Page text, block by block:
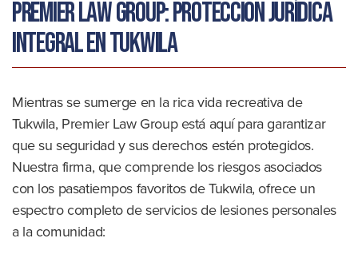
Premier Law Group: Protección jurídica
integral en Tukwila
Mientras se sumerge en la rica vida recreativa de
Tukwila, Premier Law Group está aquí para garantizar
que su seguridad y sus derechos estén protegidos.
Nuestra firma, que comprende los riesgos asociados
con los pasatiempos favoritos de Tukwila, ofrece un
espectro completo de servicios de lesiones personales
a la comunidad: